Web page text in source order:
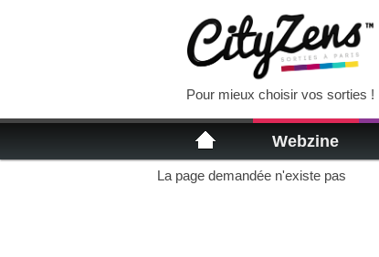
Pour mieux choisir vos sorties !
Webzine
La page demandée n'existe pas